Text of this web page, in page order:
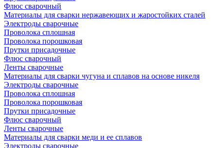
Флюс сварочный
Материалы для сварки нержавеющих и жаростойких сталей
Электроды сварочные
Проволока сплошная
Проволока порошковая
Прутки присадочные
Флюс сварочный
Ленты сварочные
Материалы для сварки чугуна и сплавов на основе никеля
Электроды сварочные
Проволока сплошная
Проволока порошковая
Прутки присадочные
Флюс сварочный
Ленты сварочные
Материалы для сварки меди и ее сплавов
Электроды сварочные